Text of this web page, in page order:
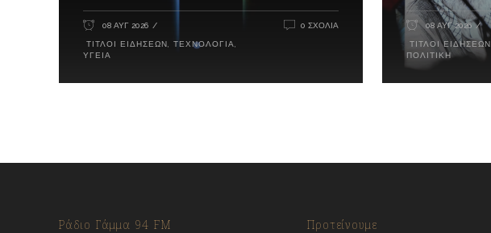
08 ΑΥΓ 2026
ΤΊΤΛΟΙ ΕΙΔΉΣΕΩΝ ΤΕΧΝΟΛΟΓΊΑ
ΥΓΕΊΑ
0 ΣΧΌΛΙΑ 08 ΑΥΓ 2026
ΤΊΤΛΟΙ ΕΙΔΉΣΕΩΝ
ΠΟΛΙΤΙΚΉ
Ράδιο Γάμμα 94 FM Προτείνουμε